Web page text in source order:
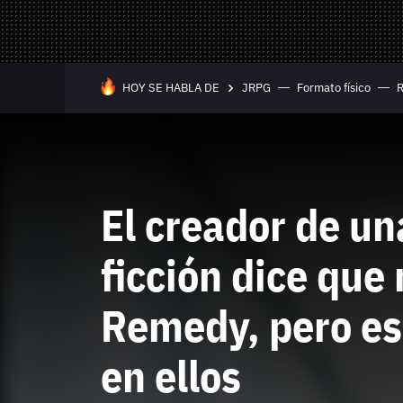
HOY SE HABLA DE JRPG Formato físico
El creador de
ficción dice que
Remedy, pero
en ellos
Selección
Trivia
Juegos Online
Mandos y
Todo hardware
Whatsapp
TwitchTikTokInstagram
Facebook
Twitter